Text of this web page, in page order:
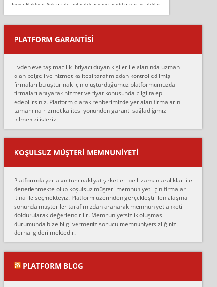
İnova Nakliyat Ankara ile anlaşıldı eşyayı taşıdılar parayı aldılar.
Salon duvarına bir baktım birisi boydan alüminyum renkli bantı
yapıştırm...
Murat:
çalıştıklarını, müş...
Ahmet:
Lüleburgaz güngünes evden eve naklyat eşyalarımı taşımak için
anlaştık sabah eve geldiklerinde de eşyalarımı düzgün şekilde
sarcaz demelerine r...
mehmet güldü:
Ankara ALİCANLAR NAKLİYAT Tutarsız ve ticari ahlak problemleri
var verdikleri fiyat teklifini arttırdılar. Sonrasında taşıma gününde
oldukça tutarsı...
Ankara Alicanlar naklyat tel 5465524025. 2600 TL'ye ankaradan
Konya ya Alicanlar naklyat la anlaştık bu şahıs evin taşınacağı gün
fiyatın mazoto gele...
Fatih kokmese:
Diyarbakır dan eşyamı getirtmek için anlaştım sözleşme yaptım.
Son anda fiyat artırdılar.. mecburiyetten tasittim.. bu kişiler ağrılı
Ali:
olduk. Asansörlü dediler sonra uraya asansör kurulmaz dediler
PLATFORM GARANTİSİ
Evden eve taşımacılık ihtiyacı duyan kişiler ile alanında uzman
olan belgeli ve hizmet kalitesi tarafımızdan kontrol edilmiş
firmaları buluşturmak için oluşturduğumuz platformumuzda
firmaları arayarak hizmet ve fiyat konusunda bilgi talep
edebilirsiniz. Platform olarak rehberimizde yer alan firmaların
tamamına hizmet kalitesi yönünden garanti sağladığımızı
bilmenizi isteriz.
KOŞULSUZ MÜŞTERI MEMNUNIYETI
Platformda yer alan tüm nakliyat şirketleri belli zaman aralıkları ile
denetlenmekte olup koşulsuz müşteri memnuniyeti için firmaları
itina ile seçmekteyiz. Platform üzerinden gerçekleştirilen alaşma
sonunda müşteriler tarafımızdan aranarak memnuniyet anketi
doldurularak değerlendirilir. Memnuniyetsizlik oluşması
durumunda bize bilgi vermeniz sonucu memnuniyetsizliğiniz
derhal giderilmektedir.
PLATFORM BLOG